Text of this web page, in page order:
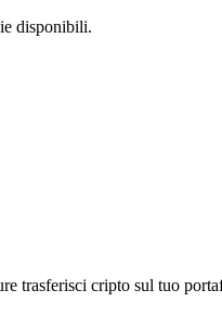
disponibili.
trasferisci cripto sul tuo